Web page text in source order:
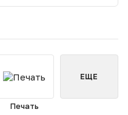
Печать
ЕЩЕ